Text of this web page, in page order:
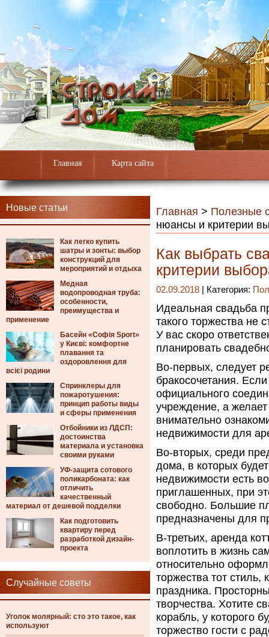
Главная Карта сайта
Новые статьи
Как легко купить
шатры и зонты: выбор
конструкций для
мероприятий и отдыха
Медная
водопроводная труба:
особенности,
преимущества и
применение
Басейн «Софія Sport»
у Києві: комфортне
плавання та
оздоровлення для
всієї родини
Спринклеры для
пожаротушения:
принцип работы виды
и сферы применения
Отбойники из ЛДСП:
достоинства
материала и установка
своими руками
УФ-защита сотового
поликарбоната: как
отличить
качественный
материал от дешевой подделки
Как подготовить
квартиру перед
разработкой дизайн-
проекта
Случайные советы
Уголок молярный: сто это такое, как
используют
Главная > Полезные
нюансы и критерии
Как выбрать
критерии
02.09.2018 | Категория:
Идеальная свадьба
такого торжества не
У вас скоро
планировать
Во-первых, следует
бракосочетания.
официального
учреждение, а
внимательно
недвижимости для
Во-вторых, среди
дома, в которых
недвижимости есть
приглашенных, при
свободно. Большие
предназначены для
В-третьих, аренда
воплотить в жизнь
относительно
торжества тот стиль,
праздника.
творчества. Хотите
корабль, у которого
торжество гости с